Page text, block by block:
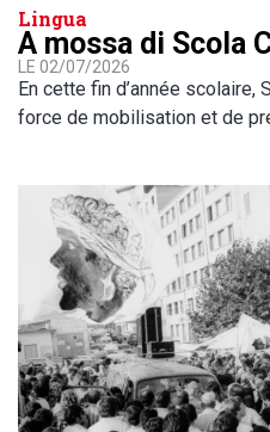
Lingua
A mossa di Scola
LE 02/07/2026
En cette fin d’année scolaire,
force de mobilisation et de